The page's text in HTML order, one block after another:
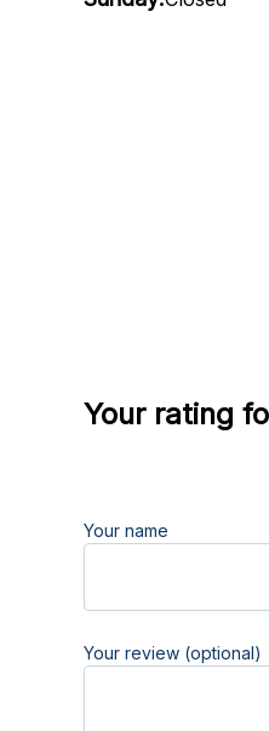
Your rating
Your name
Your review (optional)